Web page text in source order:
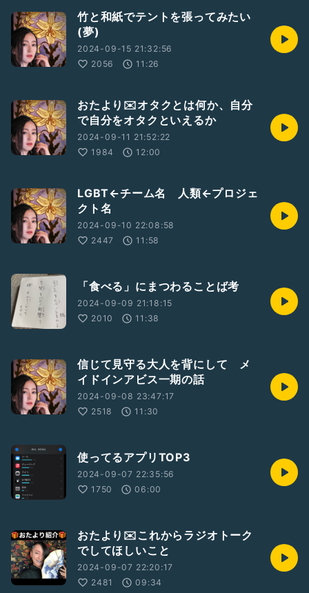
竹と和紙でテントを張ってみたい
(夢)
2024-09-15 21:32:56
2056
11:26
おたより✉️オタクとは何か、自分
で自分をオタクといえるか
2024-09-11 21:52:22
1984
12:00
LGBT←チーム名 人類←プロジェ
クト名
2024-09-10 22:08:58
2447
11:58
「食べる」にまつわることば考
2024-09-09 21:18:15
2010
11:38
信じて見守る大人を背にして メ
イドインアビス一期の話
2024-09-08 23:47:17
2518
11:30
使ってるアプリTOP3
2024-09-07 22:35:56
1750
06:00
おたより✉️これからラジオトーク
でしてほしいこと
2024-09-07 22:20:17
2481
09:34